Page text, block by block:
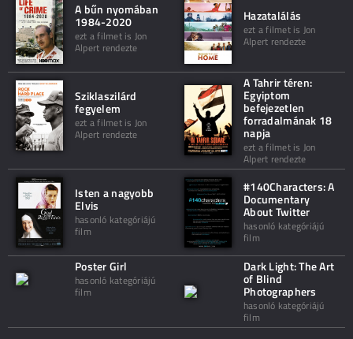
A bűn nyomában
1984-2020
ezt a filmet is Jon
Alpert rendezte
Hazatalálás
ezt a filmet is Jon
Alpert rendezte
Sziklaszilárd
fegyelem
ezt a filmet is Jon
Alpert rendezte
A Tahrir téren:
Egyiptom
befejezetlen
forradalmának 18
napja
ezt a filmet is Jon
Alpert rendezte
Isten a nagyobb
Elvis
hasonló kategóriájú
film
#140Characters: A
Documentary
About Twitter
hasonló kategóriájú
film
Poster Girl
hasonló kategóriájú
film
Dark Light: The Art
of Blind
Photographers
hasonló kategóriájú
film